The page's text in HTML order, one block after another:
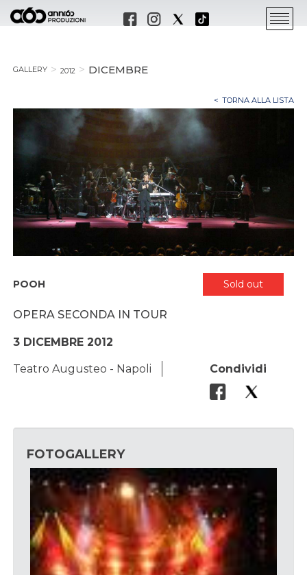
GALLERY 2012 DICEMBRE
TORNA ALLA LISTA
POOH Sold out
OPERA SECONDA IN TOUR
3 DICEMBRE 2012
Teatro Augusteo - Napoli Condividi
FOTOGALLERY